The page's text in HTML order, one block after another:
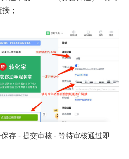
；
存 - 提交审核 - 等待审核通过即